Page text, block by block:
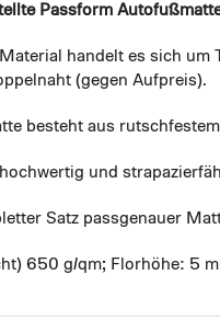
Passform
handelt es sich
(gegen Aufpreis).
besteht aus
und
Satz passgenauer
650 g/qm; Florhöhe: 5